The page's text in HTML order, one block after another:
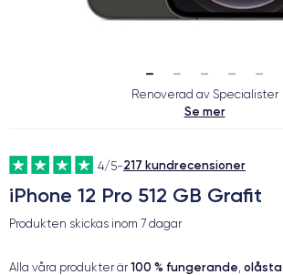
Renoverad av Specialister
Se mer
4/5-217 kundrecensioner
iPhone 12 Pro 512 GB Grafit
Produkten skickas inom 7 dagar
Alla våra produkter är 100 % fungerande, olåsta